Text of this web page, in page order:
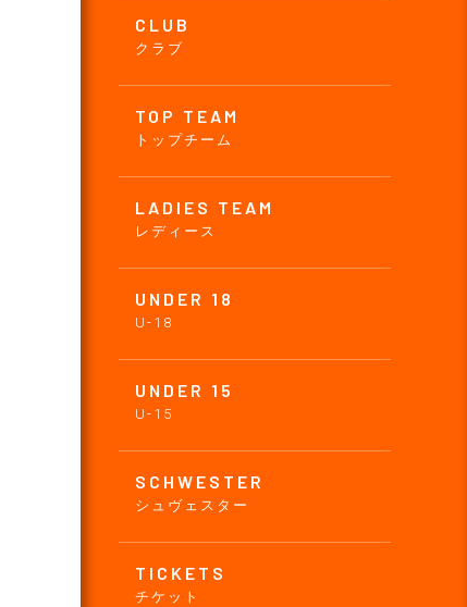
CLUB
クラブ
TOP TEAM
トップチーム
LADIES TEAM
レディース
UNDER 18
U-18
UNDER 15
U-15
SCHWESTER
シュヴェスター
TICKETS
チケット